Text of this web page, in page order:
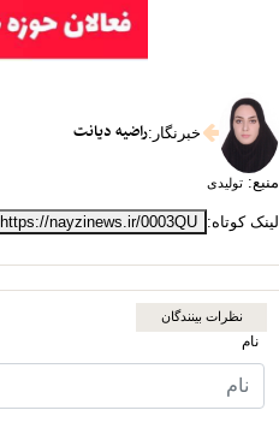
خبرنگار :راضیه دیانت
منبع: تولیدی
لینک کوتاه: https://nayzinews.ir/0003QU
نظرات بینندگان
نام